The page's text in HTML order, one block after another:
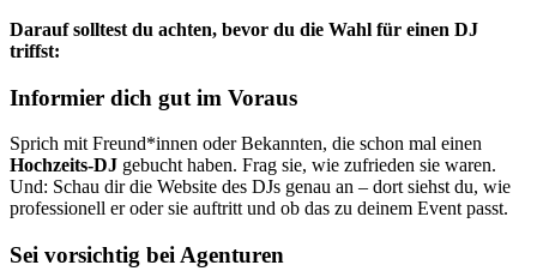
Darauf solltest du achten, bevor du die Wahl für einen DJ
triffst:
Informier dich gut im Voraus
Sprich mit Freund*innen oder Bekannten, die schon mal einen
Hochzeits-DJ gebucht haben. Frag sie, wie zufrieden sie waren.
Und: Schau dir die Website des DJs genau an – dort siehst du, wie
professionell er oder sie auftritt und ob das zu deinem Event passt.
Sei vorsichtig bei Agenturen